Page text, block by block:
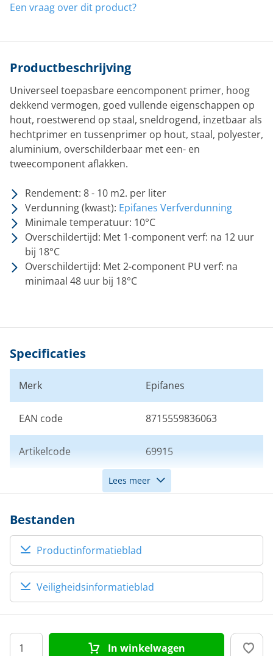
Een vraag over dit product?
Productbeschrijving
Universeel toepasbare eencomponent primer, hoog
dekkend vermogen, goed vullende eigenschappen op
hout, roestwerend op staal, sneldrogend, inzetbaar als
hechtprimer en tussenprimer op hout, staal, polyester,
aluminium, overschilderbaar met een- en
tweecomponent aflakken.
Rendement: 8 - 10 m2. per liter
Verdunning (kwast): Epifanes Verfverdunning
Minimale temperatuur: 10°C
Overschildertijd: Met 1-component verf: na 12 uur
bij 18°C
Overschildertijd: Met 2-component PU verf: na
minimaal 48 uur bij 18°C
Specificaties
Merk Epifanes
EAN code 8715559836063
Artikelcode 69915
Boven de waterlijn
Lees meer
Bestanden
Productinformatieblad
Veiligheidsinformatieblad
In winkelwagen